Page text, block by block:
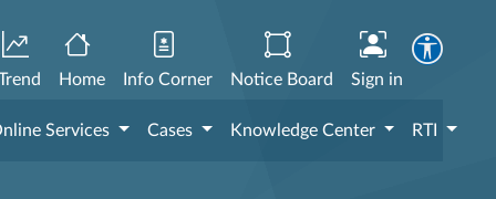
Home Info Corner Notice Board Sign in
Services Cases Knowledge Center RTI